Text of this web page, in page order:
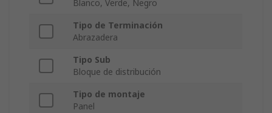
Blanco, Verde, Negro
Tipo de Terminación
Abrazadera
Tipo Sub
Bloque de distribución
Tipo de montaje
Panel